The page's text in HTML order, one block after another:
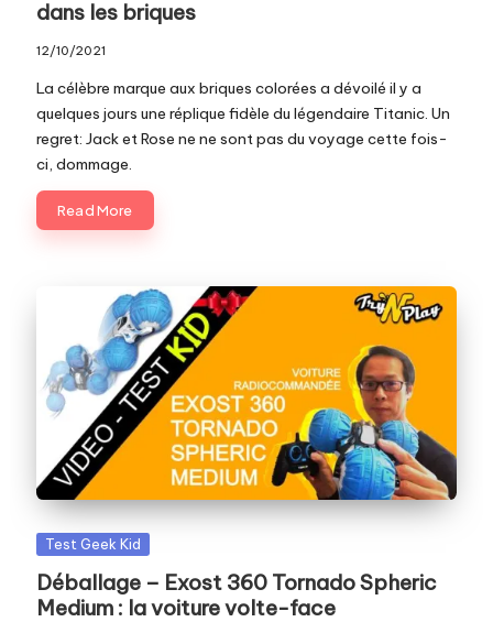
dans les briques
12/10/2021
La célèbre marque aux briques colorées a dévoilé il y a
quelques jours une réplique fidèle du légendaire Titanic. Un
regret: Jack et Rose ne ne sont pas du voyage cette fois-
ci, dommage.
Read More
Posted
Test Geek Kid
Déballage – Exost 360 Tornado Spheric
Medium : la voiture volte-face